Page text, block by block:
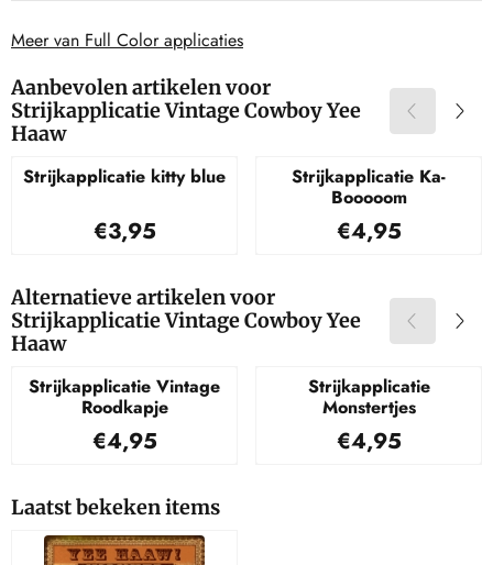
Meer van Full Color applicaties
Aanbevolen artikelen voor
Strijkapplicatie Vintage Cowboy Yee
Haaw
Strijkapplicatie kitty blue
Prijs: 3,95
€3,95
Strijkapplicatie Ka-
Booooom
Prijs: 4,95
€4,95
Alternatieve artikelen voor
Strijkapplicatie Vintage Cowboy Yee
Haaw
Strijkapplicatie Vintage
Roodkapje
Prijs: 4,95
€4,95
Strijkapplicatie
Monstertjes
Prijs: 4,95
€4,95
Laatst bekeken items